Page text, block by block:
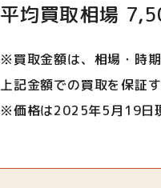
平均買取相場
※買取金額は、相場・時
上記金額での買取を保証
※価格は2025年5月19日